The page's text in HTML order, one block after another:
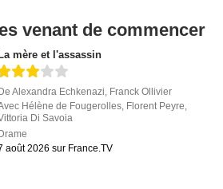
venant de commencer
La mère et l'assassin
Alexandra Echkenazi Franck Ollivier
Hélène de Fougerolles Florent Peyre
Di Savoia
août 2026 sur France.TV